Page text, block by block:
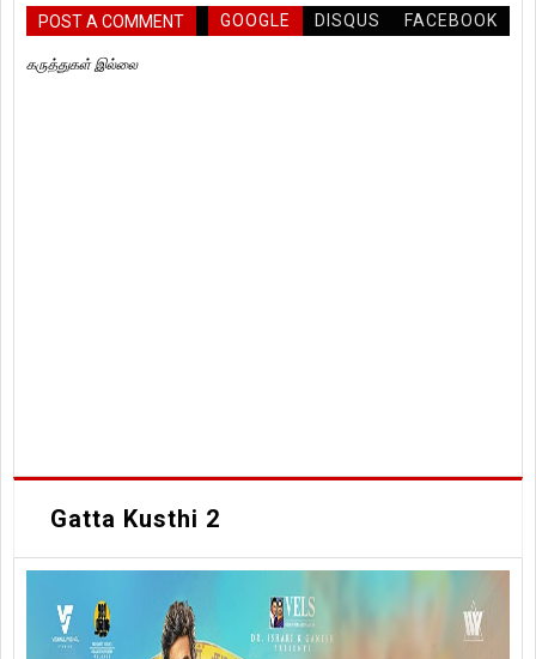
POST A COMMENT GOOGLE DISQUS FACEBOOK
கருத்துகள் இல்லை
Gatta Kusthi 2